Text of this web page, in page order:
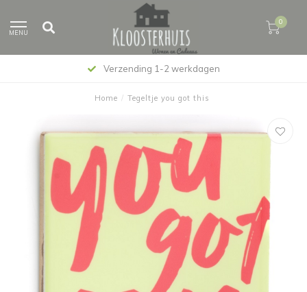
MENU
0
Verzending 1-2 werkdagen
Home / Tegeltje you got this